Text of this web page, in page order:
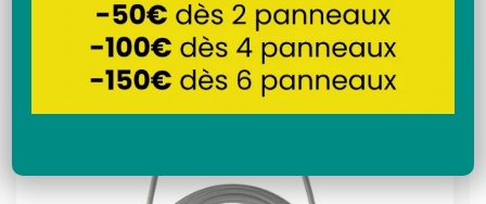
Recherche